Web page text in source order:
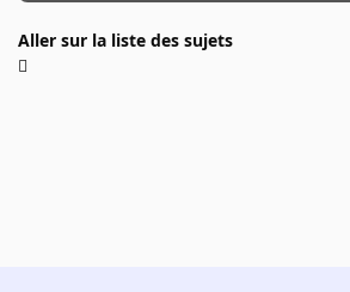
Aller sur la liste des sujets